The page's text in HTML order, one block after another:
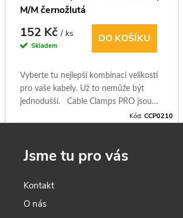
M/M černožlutá
152 Kč/ ks
Skladem
DO KOŠÍKU
Vyberte tu nejlepší kombinaci velikostí
pro vaše kabely. Už to nemůže být
jednodušší. Cable Clamps PRO jsou
dokonalými nástroji pro organizaci
elektroniku Opakovaně použitelné,
Kód: CCP0210
Jsme tu pro vás
Kontakt
O nás